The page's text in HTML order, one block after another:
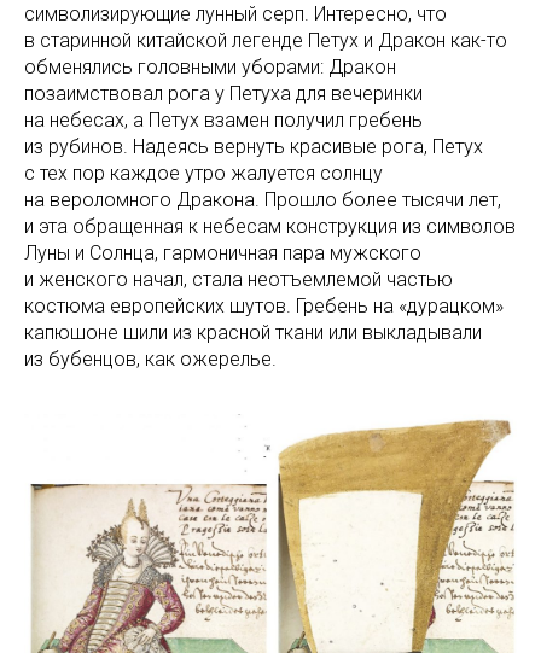
символизирующие лунный серп. Интересно, что
в старинной китайской легенде Петух и Дракон как-то
обменялись головными уборами: Дракон
позаимствовал рога у Петуха для вечеринки
на небесах, а Петух взамен получил гребень
из рубинов. Надеясь вернуть красивые рога, Петух
с тех пор каждое утро жалуется солнцу
на вероломного Дракона. Прошло более тысячи лет,
и эта обращенная к небесам конструкция из символов
Луны и Солнца, гармоничная пара мужского
и женского начал, стала неотъемлемой частью
костюма европейских шутов. Гребень на «дурацком»
капюшоне шили из красной ткани или выкладывали
из бубенцов, как ожерелье.